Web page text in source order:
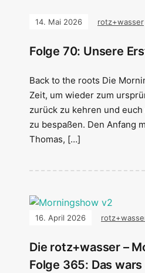
14. Mai 2026 rotz+wasser
Folge 70: Unsere
Back to the roots Die
Zeit, um wieder zum
zurück zu kehren und
zu bespaßen. Den Anfang
Thomas, […]
16. April 2026
Die rotz+wasser –
Folge 365: Das wars